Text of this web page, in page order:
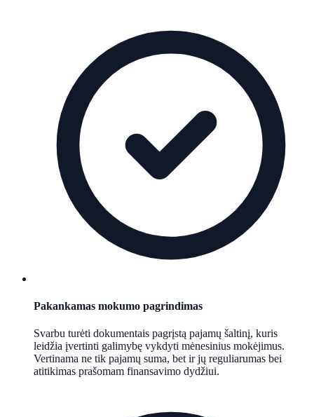
Pakankamas mokumo pagrindimas
Svarbu turėti dokumentais pagrįstą pajamų šaltinį, kuris
leidžia įvertinti galimybę vykdyti mėnesinius mokėjimus.
Vertinama ne tik pajamų suma, bet ir jų reguliarumas bei
atitikimas prašomam finansavimo dydžiui.